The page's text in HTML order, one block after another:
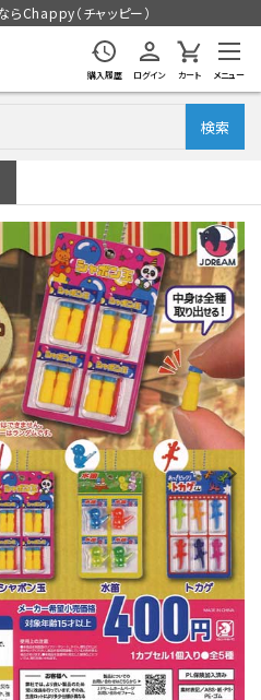
らChappy（チャッピー）
購入履歴 ログイン カート メニュー
検索
会員登録
チェック